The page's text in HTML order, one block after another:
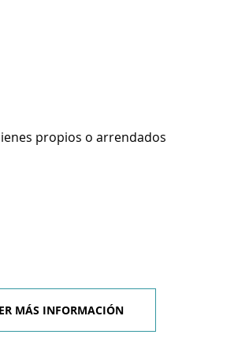
propios o arrendados
MÁS INFORMACIÓN